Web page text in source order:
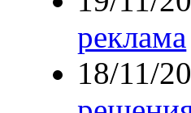
реклама
18/11/